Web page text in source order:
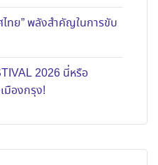
ทย” พลังสำคัญในการขับ
2026 นี่หรือ
มืองกรุง!